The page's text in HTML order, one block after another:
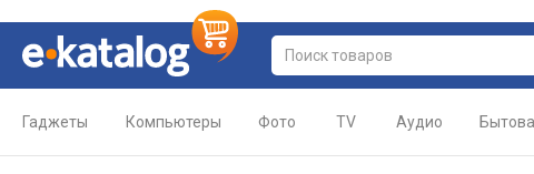
Гаджеты Компьютеры Фото TV Аудио